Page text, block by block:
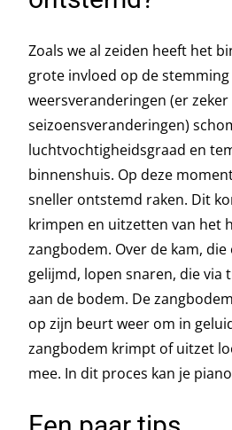
Zoals we al zeiden heeft het
grote invloed op de stemming
weersveranderingen (er zeker
seizoensveranderingen)
luchtvochtigheidsgraad en
binnenshuis. Op deze
sneller ontstemd raken. Dit
krimpen en uitzetten van het
zangbodem. Over de kam,
gelijmd, lopen snaren, die via
aan de bodem. De
op zijn beurt weer om in
zangbodem krimpt of uitzet
mee. In dit proces kan je